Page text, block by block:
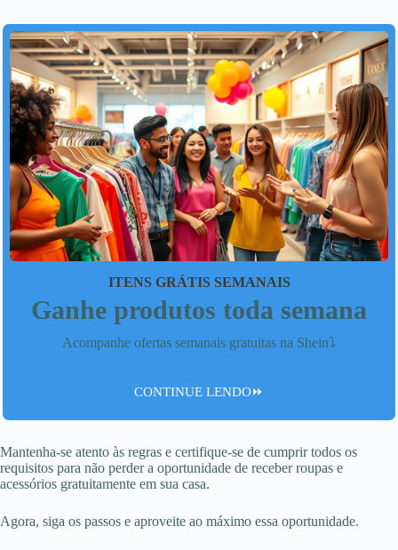
ITENS GRÁTIS SEMANAIS
Ganhe produtos toda semana
Acompanhe ofertas semanais gratuitas na Shein⤵️
CONTINUE LENDO⏩
Mantenha-se atento às regras e certifique-se de cumprir todos os
requisitos para não perder a oportunidade de receber roupas e
acessórios gratuitamente em sua casa.
Agora, siga os passos e aproveite ao máximo essa oportunidade.